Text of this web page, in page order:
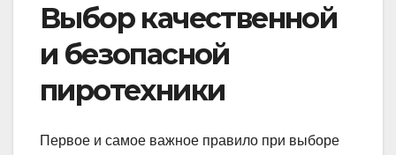
Выбор качественной
и безопасной
пиротехники
Первое и самое важное правило при выборе